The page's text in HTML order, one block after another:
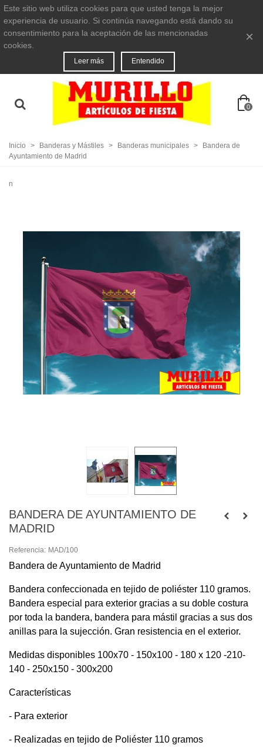
Este sitio web utiliza cookies para que usted tenga la mejor
experiencia de usuario. Si continúa navegando está dando su
consentimiento para la aceptación de las mencionadas
cookies.
Leer más Entendido
×
0
Inicio > Banderas y Mástiles > Banderas municipales >
Bandera de
Ayuntamiento de Madrid
n
BANDERA DE AYUNTAMIENTO DE
MADRID
Referencia: MAD/100
Bandera de Ayuntamiento de Madrid
Bandera confeccionada en tejido de poliéster 110 gramos.
Bandera especial para exterior gracias a su doble costura
por toda la bandera, bandera para mástil gracias a sus dos
anillas para la sujección. Gran resistencia en el exterior.
Medidas disponibles 100x70 - 150x100 - 180 x 120 -210-
140 - 250x150 - 300x200
Características
- Para exterior
- Realizadas en tejido de Poliéster 110 gramos